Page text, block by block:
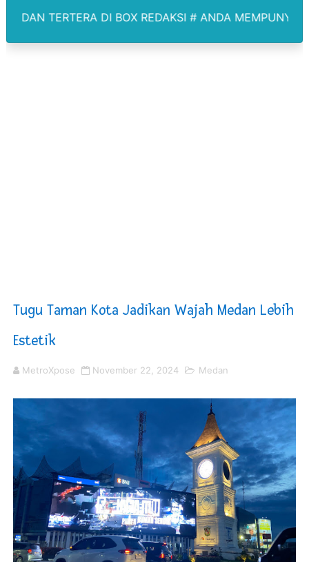
Tahun 50-An Bekasi Pernah di Pimpin Dua Bupati
PT ASDP Cabang Ambon Siap Dukung Program Bank
Saadiah Uluputty Buka Pekan Olahraga HUT ke-81 RI
4 Dokter Asal Nias Barat Lulus PPDS di FK USU,
DI BOX REDAKSI # ANDA MEMPUNYAI
Tugu Taman Kota Jadikan Wajah Medan Lebih
Estetik
MetroXpose November 22, 2024 Medan